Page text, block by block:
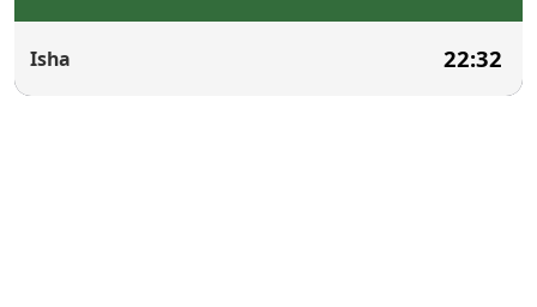
Isha 22:32